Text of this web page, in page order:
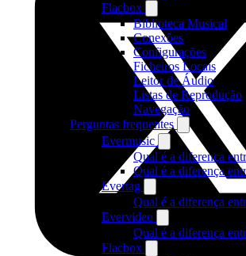
Flacbox
Biblioteca Musical
Conexões
Configurações
Ficheiros Locais
Leitor de Áudio
Listas de Reprodução
Navegação
Perguntas frequentes
Evermusic
Qual é a diferença
Qual é a diferença
Evertag
Qual é a diferença
Evervideo
Qual é a diferença
Flacbox